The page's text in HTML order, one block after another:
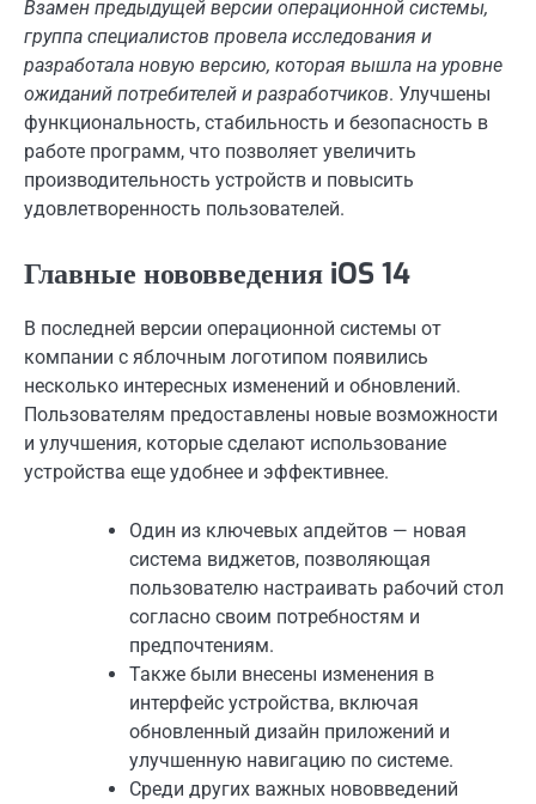
Взамен предыдущей версии операционной системы,
группа специалистов провела исследования и
разработала новую версию, которая вышла на уровне
ожиданий потребителей и разработчиков. Улучшены
функциональность, стабильность и безопасность в
работе программ, что позволяет увеличить
производительность устройств и повысить
удовлетворенность пользователей.
Главные нововведения iOS 14
В последней версии операционной системы от
компании с яблочным логотипом появились
несколько интересных изменений и обновлений.
Пользователям предоставлены новые возможности
и улучшения, которые сделают использование
устройства еще удобнее и эффективнее.
Один из ключевых апдейтов — новая
система виджетов, позволяющая
пользователю настраивать рабочий стол
согласно своим потребностям и
предпочтениям.
Также были внесены изменения в
интерфейс устройства, включая
обновленный дизайн приложений и
улучшенную навигацию по системе.
Среди других важных нововведений